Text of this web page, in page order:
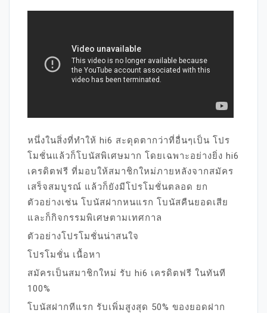
หนึ่งในสิ่งที่ทำให้ hi6 สะดุดตากว่าที่อื่นๆเป็น โปร
โมชั่นแล้วก็โบนัสพิเศษมาก โดยเฉพาะอย่างยิ่ง hi6
เครดิตฟรี ที่มอบให้สมาชิกใหม่ภายหลังจากสมัคร
เสร็จสมบูรณ์ แล้วก็ยังมีโปรโมชั่นตลอด ยก
ตัวอย่างเช่น โบนัสฝากหนแรก โบนัสคืนยอดเสีย
และก็กิจกรรมพิเศษตามเทศกาล
ตัวอย่างโปรโมชั่นน่าสนใจ
โปรโมชั่น เนื้อหา
สมัครเป็นสมาชิกใหม่ รับ hi6 เครดิตฟรี ในทันที
100%
โบนัสฝากทีแรก รับเพิ่มสูงสุด 50% ของยอดฝาก